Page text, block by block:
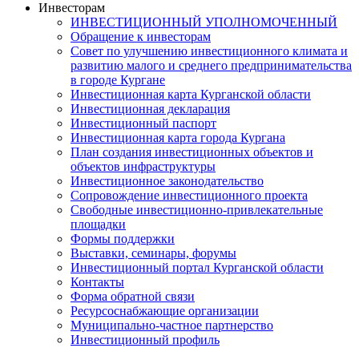
Инвесторам
ИНВЕСТИЦИОННЫЙ УПОЛНОМОЧЕННЫЙ
Обращение к инвесторам
Совет по улучшению инвестиционного климата и
развитию малого и среднего предпринимательства
в городе Кургане
Инвестиционная карта Курганской области
Инвестиционная декларация
Инвестиционный паспорт
Инвестиционная карта города Кургана
План создания инвестиционных объектов и
объектов инфраструктуры
Инвестиционное законодательство
Сопровождение инвестиционного проекта
Свободные инвестиционно-привлекательные
площадки
Формы поддержки
Выставки, семинары, форумы
Инвестиционный портал Курганской области
Контакты
Форма обратной связи
Ресурсоснабжающие организации
Муниципально-частное партнерство
Инвестиционный профиль